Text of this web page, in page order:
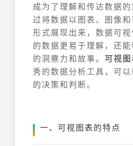
成为了理解和传达数据
过将数据以图表、图像
形式展现出来，数据可
的数据更易于理解，还
的洞察力和故事。 可视图
秀的数据分析工具，可
的决策和判断。
一、可视图表的特点